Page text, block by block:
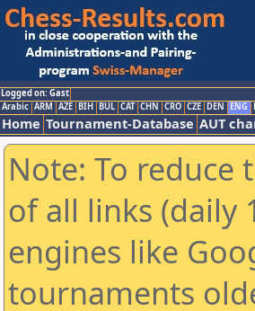
Logged on: Gast
Arabic ARM AZE BIH BUL CAT CHN CRO CZE DEN ENG
Home Tournament-Database AUT
Note: To reduce
of all links (daily
engines like
tournaments